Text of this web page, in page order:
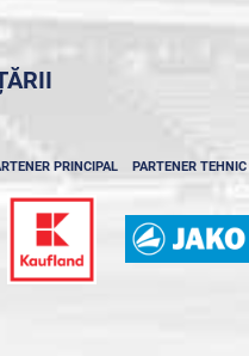
PRINCIPAL PARTENER TEHNIC